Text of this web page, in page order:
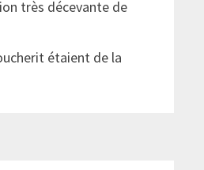
très décevante de
étaient de la